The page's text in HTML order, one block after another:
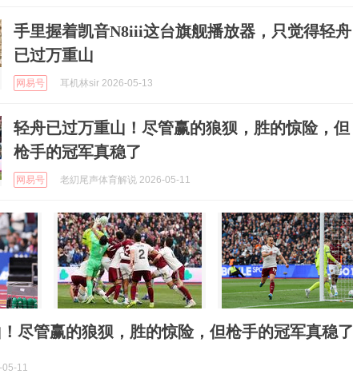
手里握着凯音N8iii这台旗舰播放器，只觉得轻舟
已过万重山
网易号 耳机林sir 2026-05-13
轻舟已过万重山！尽管赢的狼狈，胜的惊险，但
枪手的冠军真稳了
网易号 老糿尾声体育解说 2026-05-11
尽管赢的狼狈，胜的惊险，但枪手的冠军真稳了
05-11